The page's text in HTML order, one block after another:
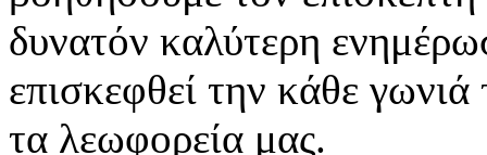
δυνατόν καλύτερη
επισκεφθεί την κάθε
τα λεωφορεία μας.